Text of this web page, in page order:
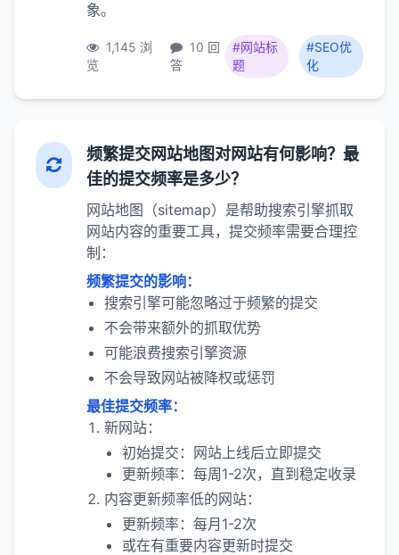
象。
1,145 浏
览
10 回
答
#网站标
题
#SEO优
化
频繁提交网站地图对网站有何影响？最
佳的提交频率是多少？
网站地图（sitemap）是帮助搜索引擎抓取
网站内容的重要工具，提交频率需要合理控
制：
频繁提交的影响：
搜索引擎可能忽略过于频繁的提交
不会带来额外的抓取优势
可能浪费搜索引擎资源
不会导致网站被降权或惩罚
最佳提交频率：
新网站：
初始提交：网站上线后立即提交
更新频率：每周1-2次，直到稳定收录
内容更新频率低的网站：
更新频率：每月1-2次
或在有重要内容更新时提交